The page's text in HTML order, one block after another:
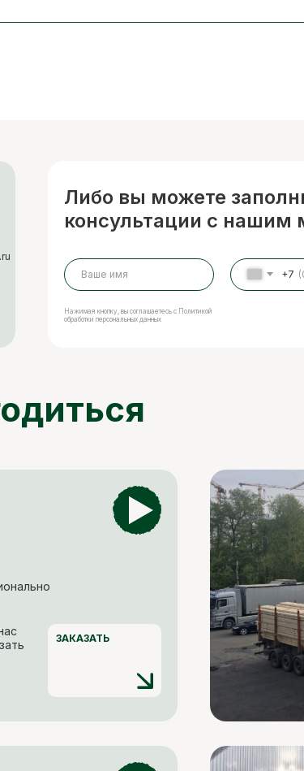
Либо вы можете
консультации с
Нажимая кнопку, вы соглашаетесь с Политикой
обработки персональных данных
+7
ЗАКАЗАТЬ